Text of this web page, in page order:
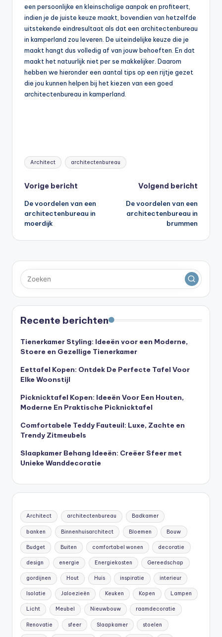
een persoonlijke en kleinschalige aanpak en profiteert,
indien je de juiste keuze maakt, bovendien van hetzelfde
uitstekende eindresultaat als dat een architectenbureau
in kamperland zou leveren. De uiteindelijke keuze die je
maakt hangt dus volledig af van jouw behoeften. En dat
maakt het natuurlijk niet per se makkelijker. Daarom
hebben we hieronder een aantal tips op een rijtje gezet
die jou kunnen helpen bij het kiezen van een goed
architectenbureau in kamperland.
Tags:
Architect architectenbureau
Bericht
navigatie
Vorige bericht
De voordelen van een
architectenbureau in
moerdijk
Volgend bericht
De voordelen van een
architectenbureau in
brummen
Recente berichten
Tienerkamer Styling: Ideeën voor een Moderne,
Stoere en Gezellige Tienerkamer
Eettafel Kopen: Ontdek De Perfecte Tafel Voor
Elke Woonstijl
Picknicktafel Kopen: Ideeën Voor Een Houten,
Moderne En Praktische Picknicktafel
Comfortabele Teddy Fauteuil: Luxe, Zachte en
Trendy Zitmeubels
Slaapkamer Behang Ideeën: Creëer Sfeer met
Unieke Wanddecoratie
Architect architectenbureau Badkamer
banken Binnenhuisarchitect Bloemen Bouw
Budget Buiten comfortabel wonen decoratie
design energie Energiekosten Gereedschap
gordijnen Hout Huis inspiratie interieur
Isolatie Jaloezieën Keuken Kopen Lampen
Licht Meubel Nieuwbouw raamdecoratie
Renovatie sfeer Slaapkamer stoelen